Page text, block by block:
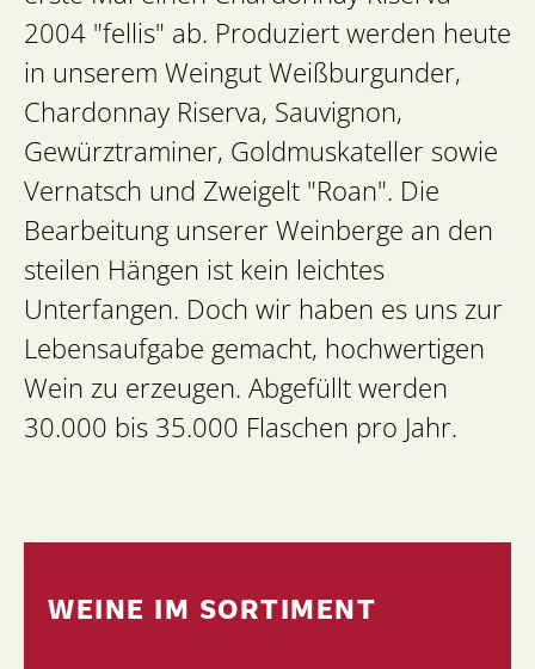
2004 "fellis" ab. Produziert werden heute
in unserem Weingut Weißburgunder,
Chardonnay Riserva, Sauvignon,
Gewürztraminer, Goldmuskateller sowie
Vernatsch und Zweigelt "Roan". Die
Bearbeitung unserer Weinberge an den
steilen Hängen ist kein leichtes
Unterfangen. Doch wir haben es uns zur
Lebensaufgabe gemacht, hochwertigen
Wein zu erzeugen. Abgefüllt werden
30.000 bis 35.000 Flaschen pro Jahr.
WEINE IM SORTIMENT